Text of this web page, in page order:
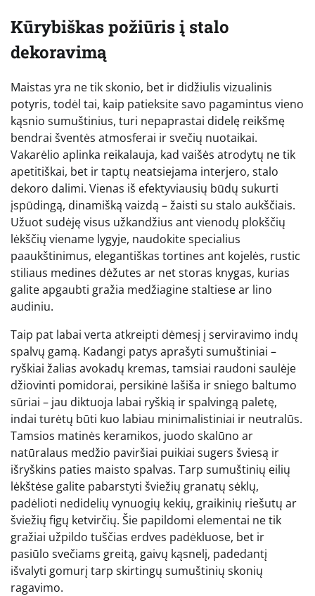
Kūrybiškas požiūris į stalo
dekoravimą
Maistas yra ne tik skonio, bet ir didžiulis vizualinis
potyris, todėl tai, kaip patieksite savo pagamintus vieno
kąsnio sumuštinius, turi nepaprastai didelę reikšmę
bendrai šventės atmosferai ir svečių nuotaikai.
Vakarėlio aplinka reikalauja, kad vaišės atrodytų ne tik
apetitiškai, bet ir taptų neatsiejama interjero, stalo
dekoro dalimi. Vienas iš efektyviausių būdų sukurti
įspūdingą, dinamišką vaizdą – žaisti su stalo aukščiais.
Užuot sudėję visus užkandžius ant vienodų plokščių
lėkščių viename lygyje, naudokite specialius
paaukštinimus, elegantiškas tortines ant kojelės, rustic
stiliaus medines dėžutes ar net storas knygas, kurias
galite apgaubti gražia medžiagine staltiese ar lino
audiniu.
Taip pat labai verta atkreipti dėmesį į serviravimo indų
spalvų gamą. Kadangi patys aprašyti sumuštiniai –
ryškiai žalias avokadų kremas, tamsiai raudoni saulėje
džiovinti pomidorai, persikinė lašiša ir sniego baltumo
sūriai – jau diktuoja labai ryškią ir spalvingą paletę,
indai turėtų būti kuo labiau minimalistiniai ir neutralūs.
Tamsios matinės keramikos, juodo skalūno ar
natūralaus medžio paviršiai puikiai sugers šviesą ir
išryškins paties maisto spalvas. Tarp sumuštinių eilių
lėkštėse galite pabarstyti šviežių granatų sėklų,
padėlioti nedidelių vynuogių kekių, graikinių riešutų ar
šviežių figų ketvirčių. Šie papildomi elementai ne tik
gražiai užpildo tuščias erdves padėkluose, bet ir
pasiūlo svečiams greitą, gaivų kąsnelį, padedantį
išvalyti gomurį tarp skirtingų sumuštinių skonių
ragavimo.